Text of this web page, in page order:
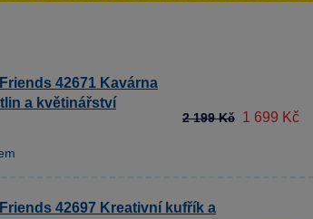
42671 Kavárna
a květinářství
2 199 Kč 1 699 Kč
42697 Kreativní kufřík a